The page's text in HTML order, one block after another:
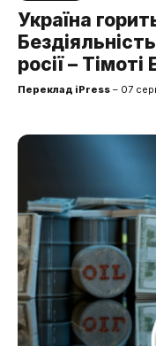
Україна
росії – Тімоті
Переклад iPress – 07